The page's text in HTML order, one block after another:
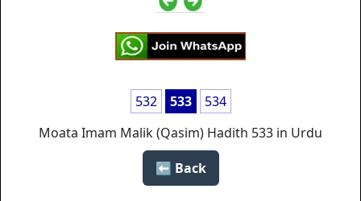
532 533
534
Moata Imam Malik (Qasim) Hadith 533 in Urdu
Back ⬅️